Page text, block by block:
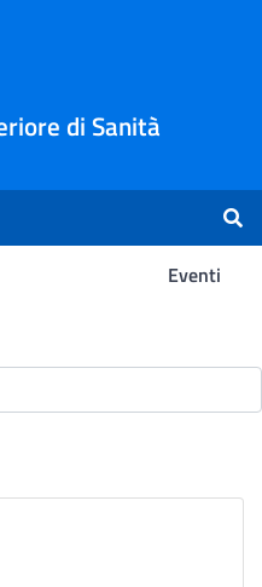
di Sanità
Eventi
-